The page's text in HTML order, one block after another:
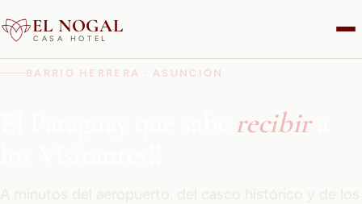
EL NOGAL
CASA HOTEL
BARRIO HERRERA · ASUNCIÓN
recibira
A minutos del aeropuerto, del casco histórico y de los